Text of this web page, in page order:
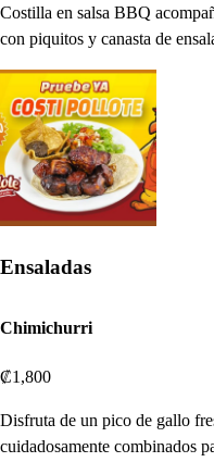
Costilla en salsa BBQ
con piquitos y canasta de
Ensaladas
Chimichurri
₡1,800
Disfruta de un pico de gallo
cuidadosamente combinados